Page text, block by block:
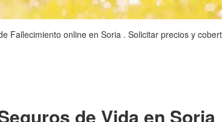
Fallecimiento online en Soria . Solicitar precios y
de Vida en Soria